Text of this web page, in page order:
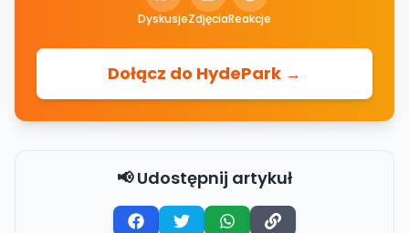
DyskusjeZdjęciaReakcje
Dołącz do HydePark →
📢 Udostępnij artykuł